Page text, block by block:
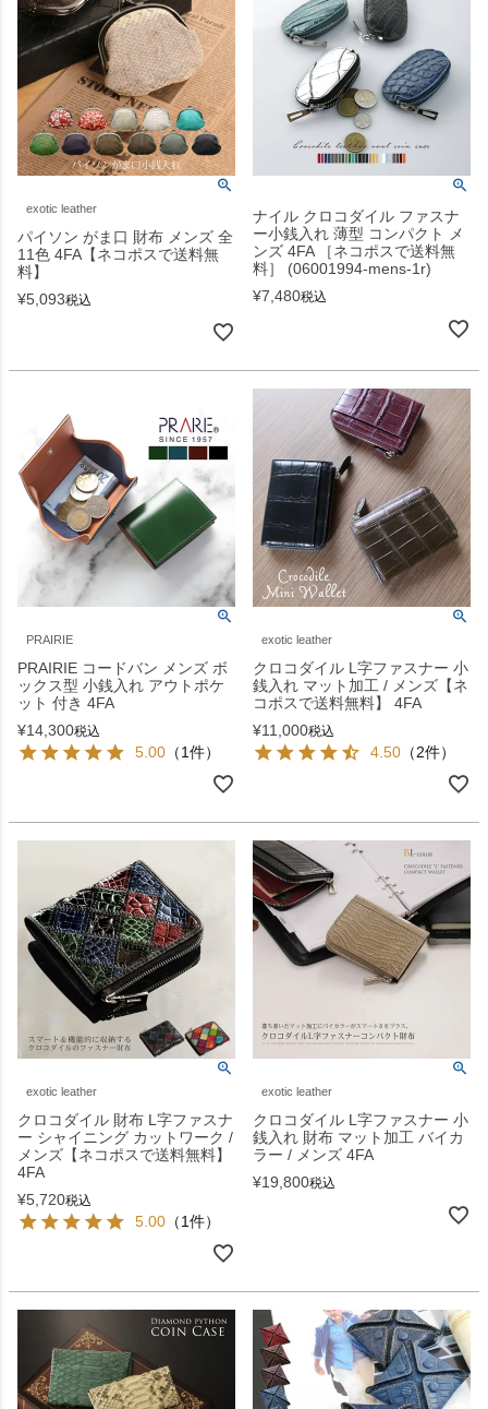
exotic leather
パイソン がま口 財布 メンズ 全
11色 4FA【ネコポスで送料無
料】
¥5,093税込
ナイル クロコダイル ファスナ
ー小銭入れ 薄型 コンパクト メ
ンズ 4FA ［ネコポスで送料無
料］ (06001994-mens-1r)
¥7,480税込
PRAIRIE
PRAIRIE コードバン メンズ ボ
ックス型 小銭入れ アウトポケ
ット 付き 4FA
¥14,300税込
5.00 （1件）
exotic leather
クロコダイル L字ファスナー 小
銭入れ マット加工 / メンズ【ネ
コポスで送料無料】 4FA
¥11,000税込
4.50 （2件）
exotic leather
クロコダイル 財布 L字ファスナ
ー シャイニング カットワーク /
メンズ【ネコポスで送料無料】
4FA
¥5,720税込
5.00 （1件）
exotic leather
クロコダイル L字ファスナー 小
銭入れ 財布 マット加工 バイカ
ラー / メンズ 4FA
¥19,800税込